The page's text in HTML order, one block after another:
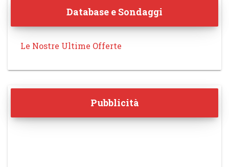
Database e Sondaggi
Le Nostre Ultime Offerte
Pubblicità